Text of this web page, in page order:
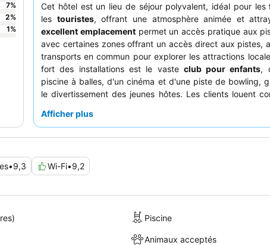
Cet hôtel est un lieu de séjour polyvalent, idéal pour les
les touristes, offrant une atmosphère animée et
excellent emplacementpermet un accès pratique aux
avec certaines zones offrant un accès direct aux pistes,
transports en commun pour explorer les attractions
fort des installations est le vaste club pour enfants,
piscine à balles, d'un cinéma et d'une piste de bowling,
le divertissement des jeunes hôtes. Les clients louent
et copieux, ainsi que le personnel pour son exceptionnelle
sauna.
Afficher plus
•9,3 Wi-Fi•9,2
7%
2%
1%
Piscine
Animaux acceptés